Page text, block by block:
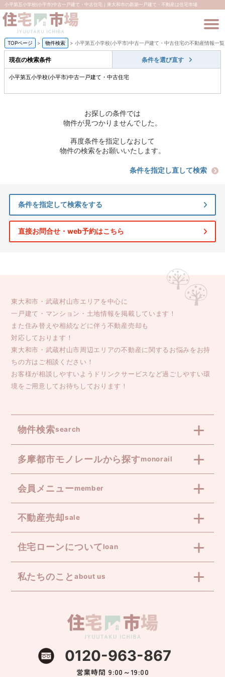
小平第五小学校(小平市)中古一戸建て・中古住宅｜東大和市の新築一戸建て・不動産は住宅市場
TOPページ > 物件検索 > 小平第五小学校(小平市)中古一戸建て・中古住宅の不動産情報一覧
現在の検索条件 条件を選び直す
小平第五小学校(小平市)中古一戸建て・中古住宅
お探しの条件では
物件が見つかりませんでした。
再度条件を指定しなおして
物件の検索をお願いいたします。
条件を指定し直して検索
条件を指定して検索をする
直接お問合せ・web予約はこちら
東大和市・武蔵村山市エリアを中心に
一戸建て・マンション・土地情報を掲載しています！
また住み替えや相続などに伴う不動産売却も
対応しております！
東大和市・武蔵村山市周辺エリアの不動産に関するお悩みをお持
ちの方はご相談ください！
お客様が相談しやすいようドリンクサービスなど過ごしやすい環
境をご用意してお待ちしております！
物件検索search
多摩都市モノレールから探すmonorail
会員メニューmember
不動産売却sale
住宅ローンについてloan
私たちのこと about us
0120-963-867
営業時間 9:00～19:00